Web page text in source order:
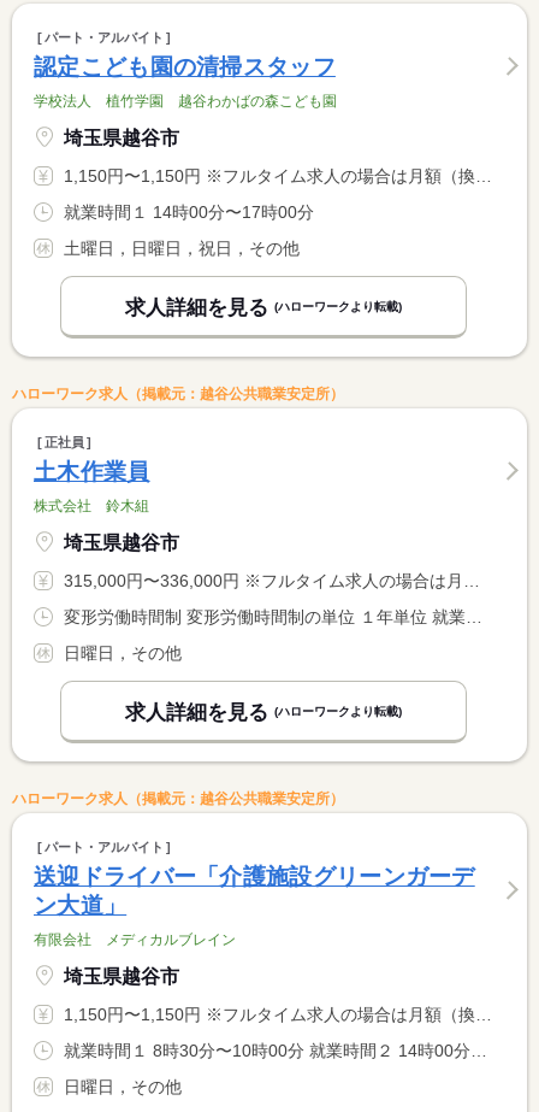
パート・アルバイト
認定こども園の清掃スタッフ
学校法人 植竹学園 越谷わかばの森こども園
埼玉県越谷市
1,150円〜1,150円 ※フルタイム求人の場合は月額（換算額）、パート求人の場合は時間額を表示しています。
就業時間１ 14時00分〜17時00分
土曜日，日曜日，祝日，その他
求人詳細を見る (ハローワークより転載)
ハローワーク求人（掲載元：越谷公共職業安定所）
正社員
土木作業員
株式会社 鈴木組
埼玉県越谷市
315,000円〜336,000円 ※フルタイム求人の場合は月額（換算額）、パート求人の場合は時間額を表示しています。
変形労働時間制 変形労働時間制の単位 １年単位 就業時間１ 8時00分〜17時30分
日曜日，その他
求人詳細を見る (ハローワークより転載)
ハローワーク求人（掲載元：越谷公共職業安定所）
パート・アルバイト
送迎ドライバー「介護施設グリーンガーデ
ン大道」
有限会社 メディカルブレイン
埼玉県越谷市
1,150円〜1,150円 ※フルタイム求人の場合は月額（換算額）、パート求人の場合は時間額を表示しています。
就業時間１ 8時30分〜10時00分 就業時間２ 14時00分〜17時30分 就業時間に関する特記事項 （１）（２）どちらも出来る方希望（相談可） <BR> （多少の前後あり）この時間に勤務可能である方を募集します。
日曜日，その他